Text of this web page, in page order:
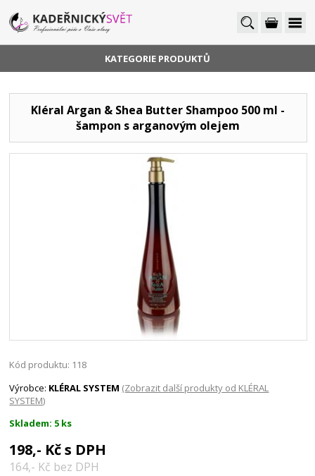
KATEGORIE PRODUKTŮ
Kléral Argan & Shea Butter Shampoo 500 ml -
šampon s arganovým olejem
Kód produktu: 118
Výrobce: KLÉRAL SYSTEM (Zobrazit další produkty od KLÉRAL
SYSTEM)
Skladem: 5 ks
198,- Kč s DPH
164,- Kč bez DPH